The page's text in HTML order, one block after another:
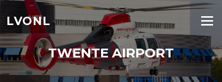
naar
inhoud
LVONL Menu
TWENTE AIRPORT